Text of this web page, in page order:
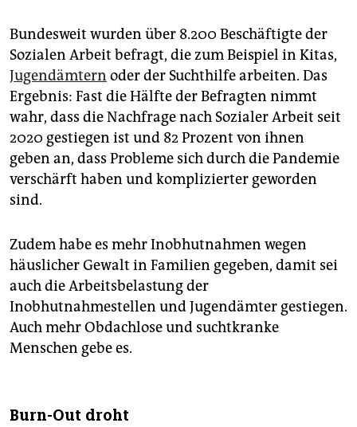
Bundesweit wurden über 8.200 Beschäftigte der
Sozialen Arbeit befragt, die zum Beispiel in Kitas,
Jugendämtern oder der Suchthilfe arbeiten. Das
Ergebnis: Fast die Hälfte der Befragten nimmt
wahr, dass die Nachfrage nach Sozialer Arbeit seit
2020 gestiegen ist und 82 Prozent von ihnen
geben an, dass Probleme sich durch die Pandemie
verschärft haben und komplizierter geworden
sind.
Zudem habe es mehr Inobhutnahmen wegen
häuslicher Gewalt in Familien gegeben, damit sei
auch die Arbeitsbelastung der
Inobhutnahmestellen und Jugendämter gestiegen.
Auch mehr Obdachlose und suchtkranke
Menschen gebe es.
Burn-Out droht